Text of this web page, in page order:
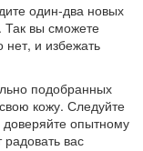
один‑два новых
Так вы сможете
нет, и избежать
подобранных
кожу. Следуйте
опытному
радовать вас